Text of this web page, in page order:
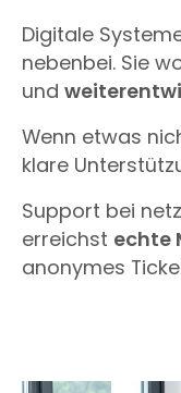
Digitale
nebenbei. Sie
und
Wenn etwas
klare
Support bei
erreichst echte
anonymes